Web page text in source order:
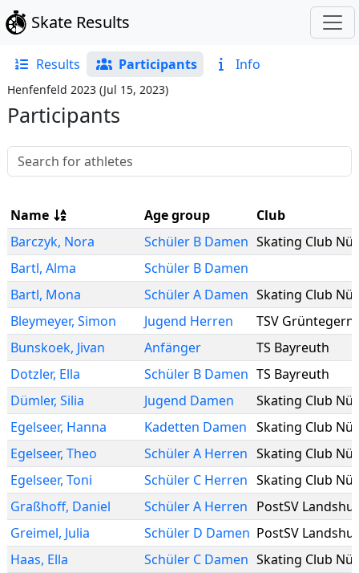
Skate Results
Results Participants Info
Henfenfeld 2023 (Jul 15, 2023)
Participants
Name Age group
Club
Barczyk, Nora
Schüler B Damen
Bartl, Alma
Schüler B Damen
Bartl, Mona
Schüler A Damen
Bleymeyer, Simon Jugend Herren
TSV
Bunskoek, Jivan Anfänger
TS Bayreuth
Dotzler, Ella Schüler B Damen TS Bayreuth
Dümler, Silia
Jugend Damen
Egelseer, Hanna
Kadetten Damen
Egelseer, Theo
Schüler A Herren
Egelseer, Toni
Schüler C Herren
Graßhoff, Daniel Schüler A Herren PostSV Landshut
Greimel, Julia Schüler D Damen PostSV Landshut
Haas, Ella
Schüler C Damen